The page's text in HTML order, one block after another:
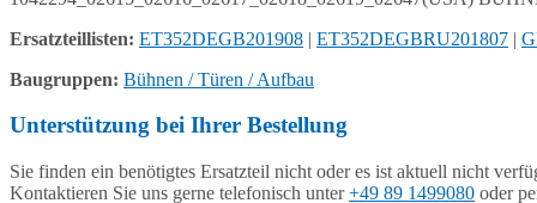
Ersatzteillisten: ET352DEGB201908 | ET352DEGBRU201807 |
Baugruppen: Bühnen / Türen / Aufbau
Unterstützung bei Ihrer Bestellung
Sie finden ein benötigtes Ersatzteil nicht oder es ist aktuell nicht
Kontaktieren Sie uns gerne telefonisch unter+49 89 1499080 oder